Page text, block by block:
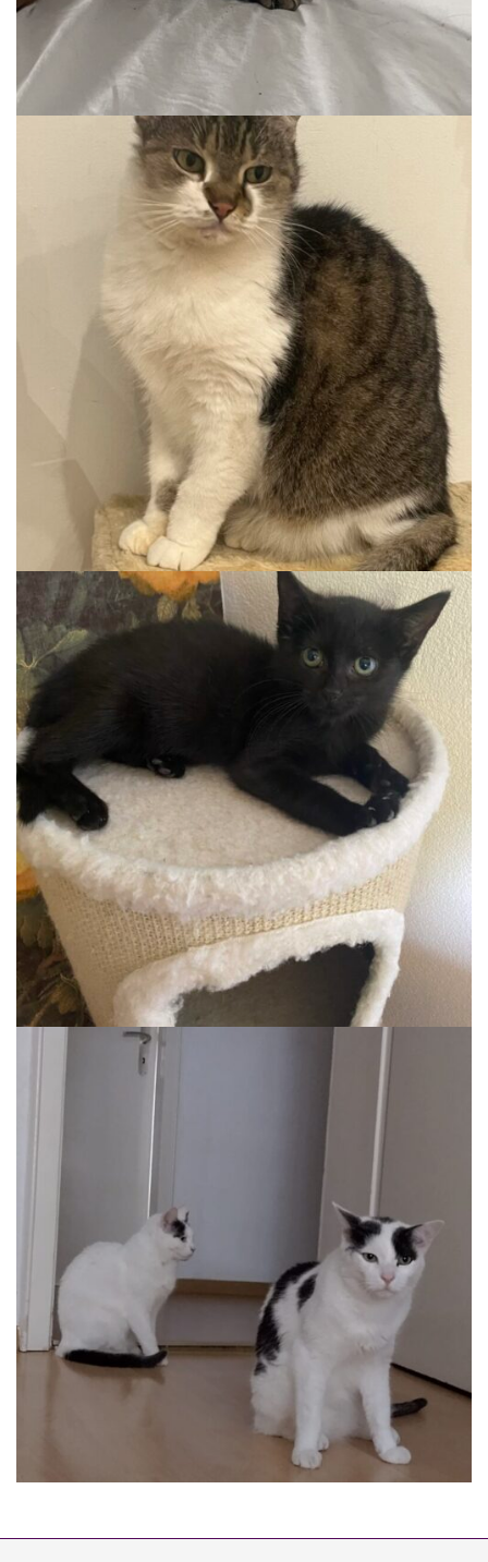
CHLOÉ
Wohnung
NORA
Auslauf, Wohnung
MINA UND JONATHAN
Auslauf